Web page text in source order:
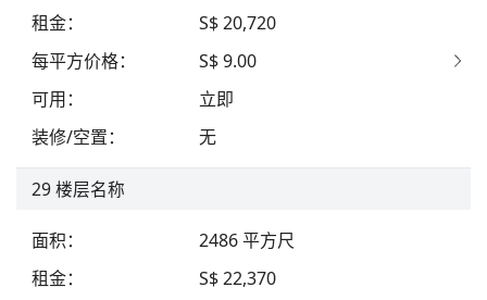
租金：
S$ 20,720
每平方价格：
S$ 9.00
可用：
立即
装修/空置： 无
29楼层名称
面积： 2486平方尺
租金： S$ 22,370